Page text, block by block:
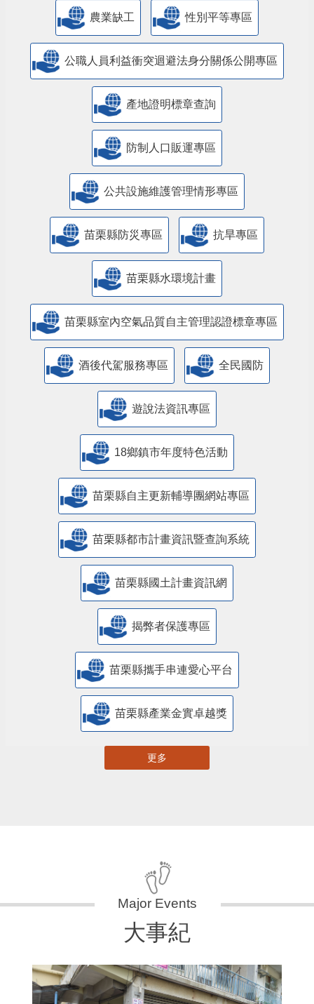
農業缺工 性別平等專區
公職人員利益衝突迴避法身分關係公開專區
產地證明標章查詢
防制人口販運專區
​公共設施維護管理情形專區
苗栗縣防災專區 抗旱專區
苗栗縣水環境計畫
苗栗縣室內空氣品質自主管理認證標章專區
酒後代駕服務專區 全民國防
遊說法資訊專區
18鄉鎮市年度特色活動
苗栗縣自主更新輔導團網站專區
苗栗縣都市計畫資訊暨查詢系統
苗栗縣國土計畫資訊網
揭弊者保護專區
苗栗縣攜手串連愛心平台
苗栗縣產業金實卓越獎
更多
大事紀